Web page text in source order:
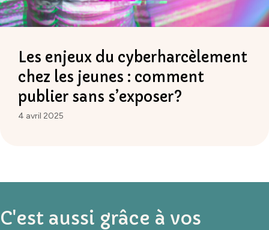
Les enjeux du cyberharcèlement
chez les jeunes : comment
publier sans s’exposer?
4 avril 2025
C'est aussi grâce à vos